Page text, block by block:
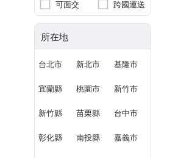
可面交 跨國運送
所在地
台北市 新北市 基隆市
宜蘭縣 桃園市 新竹市
新竹縣 苗栗縣 台中市
彰化縣 南投縣 嘉義市